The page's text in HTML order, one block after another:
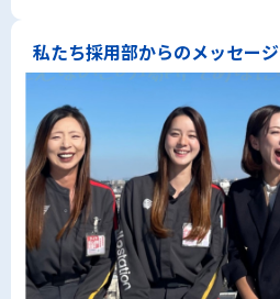
私たち採用部からのメッセージ